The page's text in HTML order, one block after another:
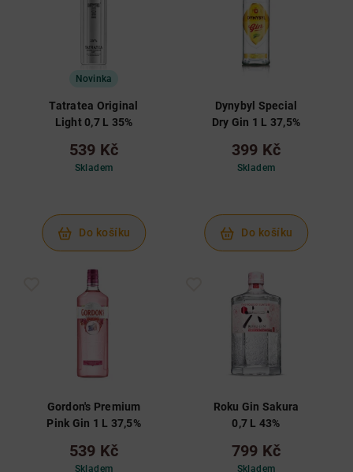
Novinka
Tatratea Original
Light 0,7 L 35%
539 Kč
Skladem
Do košíku
Dynybyl Special
Dry Gin 1 L 37,5%
399 Kč
Skladem
Do košíku
Gordon's Premium
Pink Gin 1 L 37,5%
539 Kč
Skladem
Roku Gin Sakura
0,7 L 43%
799 Kč
Skladem